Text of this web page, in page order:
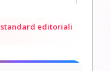
standard editoriali